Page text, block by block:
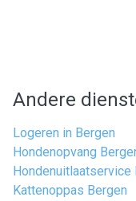
Andere
Logeren in Bergen
Hondenopvang
Hondenuitlaatservice
Kattenoppas Bergen